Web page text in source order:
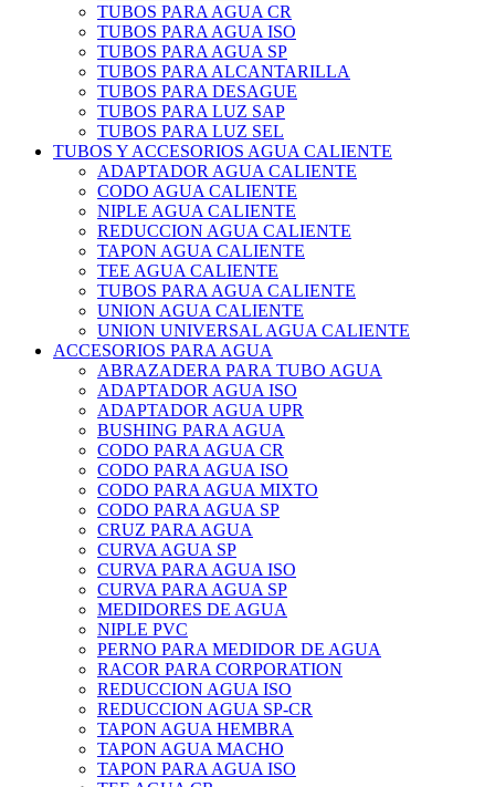
TUBOS PARA AGUA CR
TUBOS PARA AGUA ISO
TUBOS PARA AGUA SP
TUBOS PARA ALCANTARILLA
TUBOS PARA DESAGUE
TUBOS PARA LUZ SAP
TUBOS PARA LUZ SEL
TUBOS Y ACCESORIOS AGUA CALIENTE
ADAPTADOR AGUA CALIENTE
CODO AGUA CALIENTE
NIPLE AGUA CALIENTE
REDUCCION AGUA CALIENTE
TAPON AGUA CALIENTE
TEE AGUA CALIENTE
TUBOS PARA AGUA CALIENTE
UNION AGUA CALIENTE
UNION UNIVERSAL AGUA CALIENTE
ACCESORIOS PARA AGUA
ABRAZADERA PARA TUBO AGUA
ADAPTADOR AGUA ISO
ADAPTADOR AGUA UPR
BUSHING PARA AGUA
CODO PARA AGUA CR
CODO PARA AGUA ISO
CODO PARA AGUA MIXTO
CODO PARA AGUA SP
CRUZ PARA AGUA
CURVA AGUA SP
CURVA PARA AGUA ISO
CURVA PARA AGUA SP
MEDIDORES DE AGUA
NIPLE PVC
PERNO PARA MEDIDOR DE AGUA
RACOR PARA CORPORATION
REDUCCION AGUA ISO
REDUCCION AGUA SP-CR
TAPON AGUA HEMBRA
TAPON AGUA MACHO
TAPON PARA AGUA ISO